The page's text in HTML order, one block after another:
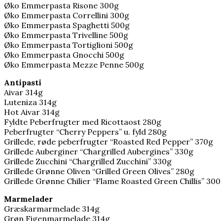
Øko Emmerpasta Risone 300g
Øko Emmerpasta Correllini 300g
Øko Emmerpasta Spaghetti 500g
Øko Emmerpasta Trivelline 500g
Øko Emmerpasta Tortiglioni 500g
Øko Emmerpasta Gnocchi 500g
Øko Emmerpasta Mezze Penne 500g
Antipasti
Aivar 314g
Luteniza 314g
Hot Aivar 314g
Fyldte Peberfrugter med Ricottaost 280g
Peberfrugter “Cherry Peppers” u. fyld 280g
Grillede, røde peberfrugter “Roasted Red Pepper” 370g
Grillede Auberginer “Chargrilled Aubergines” 330g
Grillede Zucchini “Chargrilled Zucchini” 330g
Grillede Grønne Oliven “Grilled Green Olives” 280g
Grillede Grønne Chilier “Flame Roasted Green Chillis”
Marmelader
Græskarmarmelade 314g
Grøn Figenmarmelade 314g